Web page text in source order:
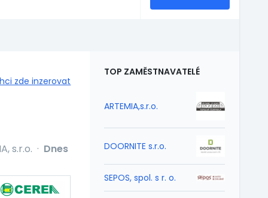
zde inzerovat
s.r.o. · Dnes
TOP ZAMĚSTNAVATELÉ
ARTEMIA,s.r.o.
DOORNITE s.r.o.
SEPOS, spol. s r. o.